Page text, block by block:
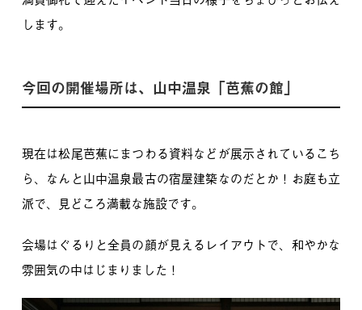
します。
今回の開催場所は、山中温泉「芭蕉の館」
現在は松尾芭蕉にまつわる資料などが展示されているこち
ら、 なんと山中温泉最古の宿屋建築なのだとか！ お庭も立
派で、見どころ満載な施設です。
会場はぐるりと全員の顔が見えるレイアウトで、和やかな
雰囲気の中はじまりました！